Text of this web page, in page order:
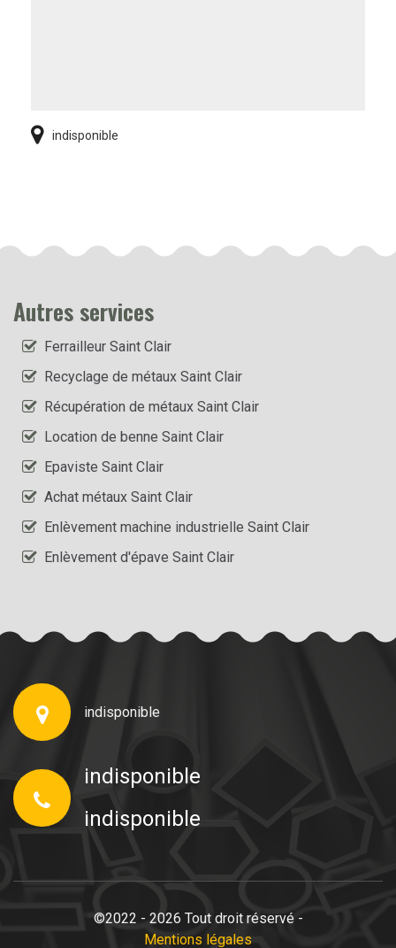
indisponible
Autres services
Ferrailleur Saint Clair
Recyclage de métaux Saint Clair
Récupération de métaux Saint Clair
Location de benne Saint Clair
Epaviste Saint Clair
Achat métaux Saint Clair
Enlèvement machine industrielle Saint Clair
Enlèvement d'épave Saint Clair
indisponible
indisponible
indisponible
©2022 - 2026 Tout droit réservé -
Mentions légales